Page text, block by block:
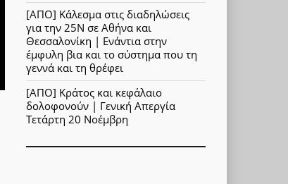
[ΑΠΟ] Κάλεσμα στις διαδηλώσεις
για την 25Ν σε Αθήνα και
Θεσσαλονίκη | Ενάντια στην
έμφυλη βια και το σύστημα που τη
γεννά και τη θρέφει
[ΑΠΟ] Κράτος και κεφάλαιο
δολοφονούν | Γενική Απεργία
Τετάρτη 20 Νοέμβρη